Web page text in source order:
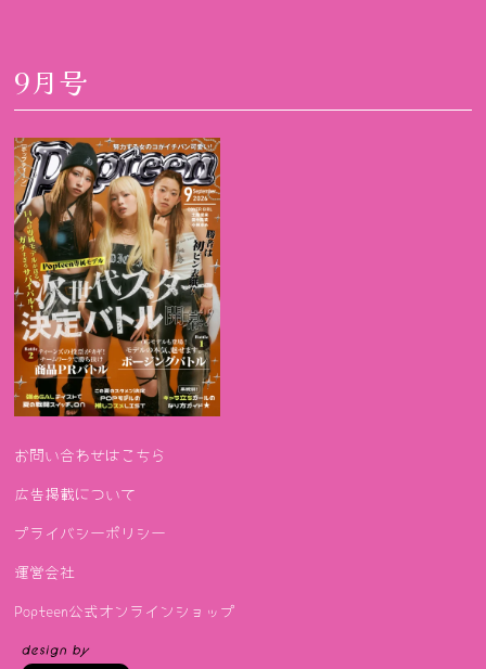
9月号
お問い合わせはこちら
広告掲載について
プライバシーポリシー
運営会社
Popteen公式オンラインショップ